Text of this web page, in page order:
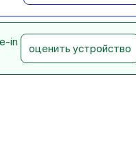
in
оценить устройство